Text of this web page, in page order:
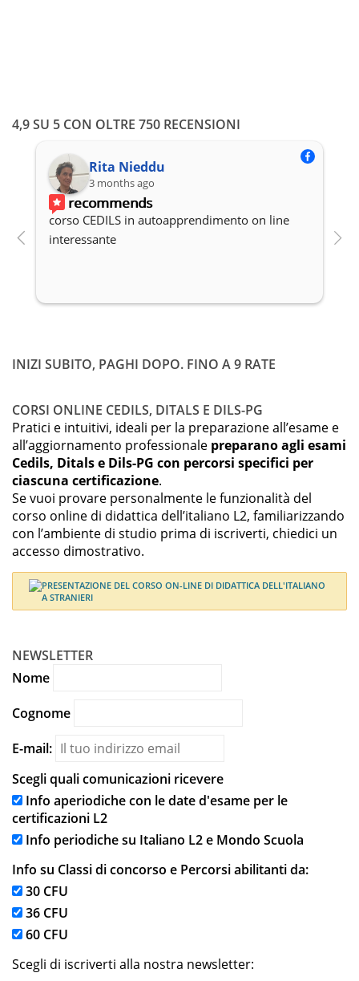
4,9 SU 5 CON OLTRE 750 RECENSIONI
Rita Nieddu
3 months ago
recommends
corso CEDILS in autoapprendimento on line
interessante
INIZI SUBITO, PAGHI DOPO. FINO A 9 RATE
CORSI ONLINE CEDILS, DITALS E DILS-PG
Pratici e intuitivi, ideali per la preparazione all’esame e
all’aggiornamento professionale preparano agli esami
Cedils, Ditals e Dils-PG con percorsi specifici per
ciascuna certificazione.
Se vuoi provare personalmente le funzionalità del
corso online di didattica dell’italiano L2, familiarizzando
con l’ambiente di studio prima di iscriverti, chiedici un
accesso dimostrativo.
NEWSLETTER
Nome
Cognome
E-mail:
Scegli quali comunicazioni ricevere
Info aperiodiche con le date d'esame per le
certificazioni L2
Info periodiche su Italiano L2 e Mondo Scuola
Info su Classi di concorso e Percorsi abilitanti da:
30 CFU
36 CFU
60 CFU
Scegli di iscriverti alla nostra newsletter: